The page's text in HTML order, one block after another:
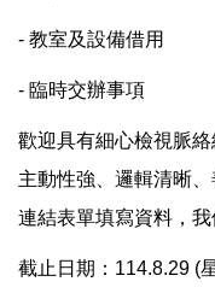
- 教室及設備借用
- 臨時交辦事項
歡迎具有細心檢視脈絡
主動性強、邏輯清晰
連結表單填寫資料，我
截止日期：114.8.29 (